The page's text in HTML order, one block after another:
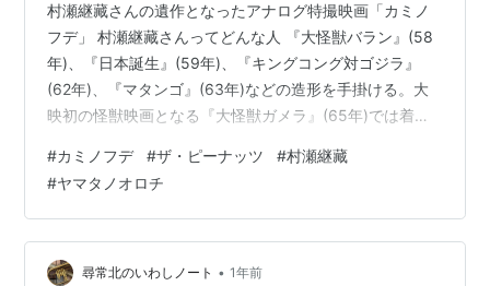
村瀬継藏さんの遺作となったアナログ特撮映画「カミノ
フデ」 村瀬継藏さんってどんな人 『大怪獣バラン』(58
年)、『日本誕生』(59年)、『キングコング対ゴジラ』
(62年)、『マタンゴ』(63年)などの造形を手掛ける。大
映初の怪獣映画となる『大怪獣ガメラ』(65年)では着ぐ
木正夫らとともに、造形会社「エキスプロダクション」
を設立する。その後も、大映の『大魔神』(66年)の造型
を始め、東宝·東映·円谷プロダクションなどが製作する特
撮作品を次々に担当した1970年に開催された日本万国博
覧会では、円谷英二の紹介により、テーマ館「太陽の
#カミノフデ #ザ・ピーナッツ #村瀬継藏
#ヤマタノオロチ
尋常北のいわしノート • 1年前